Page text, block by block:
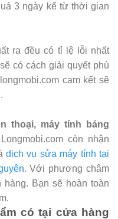
3 ngày kể từ thời gian
ra đều có tỉ lệ lỗi nhất
có cách giải quyết phù
cam kết sẽ
thoại, máy tính bảng
Longmobi.com còn nhận
dịch vụ sửa máy tính tại
. Với phương châm
Bạn sẽ hoàn toàn
có tại cửa hàng